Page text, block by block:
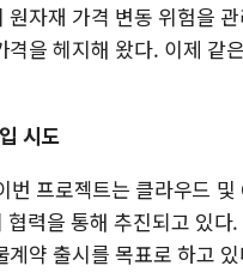
자재 가격 변동 위험을
을 헤지해 왔다. 이제 같
시도
프로젝트는 클라우드
력을 통해 추진되고 있다
약 출시를 목표로 하고